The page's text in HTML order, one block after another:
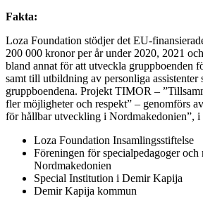
Fakta:
Loza Foundation stödjer det EU-
200 000 kronor per år under 2020, 2021
bland annat för att utveckla gruppboenden
samt till utbildning av personliga assistenter
gruppboendena. Projekt TIMOR –
fler möjligheter och respekt” – genomförs
för hållbar utveckling i Nordmakedonien”, i
Loza Foundation Insamlingsstiftelse
Föreningen för specialpedagoger och
Nordmakedonien
Special Institution i Demir Kapija
Demir Kapija kommun